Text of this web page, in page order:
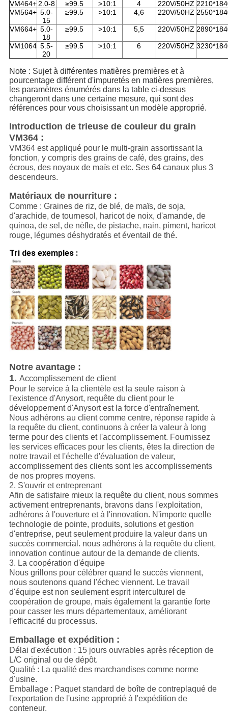
VM464+2.0-8 ≥99.5 >10:1 4 220V/50HZ
VM564+ 5.0-
15
≥99.5 >10:1 4,6 220V/50HZ
VM664+ 5.0-
18
≥99.5 >10:1 5,5 220V/50HZ
VM1064 5.5-
20
≥99.5 >10:1 6 220V/50HZ
Note : Sujet à différentes matières premières et à
pourcentage différent d'impuretés en matières premières,
les paramètres énumérés dans la table ci-dessus
changeront dans une certaine mesure, qui sont des
références pour vous choisissant un modèle approprié.
Introduction de trieuse de couleur du grain
VM364 :
VM364 est appliqué pour le multi-grain assortissant la
fonction, y compris des grains de café, des grains, des
écrous, des noyaux de maïs et etc. Ses 64 canaux plus 3
descendeurs.
Matériaux de nourriture :
Comme : Graines de riz, de blé, de maïs, de soja,
d'arachide, de tournesol, haricot de noix, d'amande, de
quinoa, de sel, de nèfle, de pistache, nain, piment, haricot
rouge, légumes déshydratés et éventail de thé.
Tri des exemples :
Notre avantage :
1. Accomplissement de client
Pour le service à la clientèle est la seule raison à
l'existence d'Anysort, requête du client pour le
développement d'Anysort est la force d'entraînement.
Nous adhérons au client comme centre, réponse rapide à
la requête du client, continuons à créer la valeur à long
terme pour des clients et l'accomplissement. Fournissez
les services efficaces pour les clients, êtes la direction de
notre travail et l'échelle d'évaluation de valeur,
accomplissement des clients sont les accomplissements
de nos propres moyens.
2. S'ouvrir et entreprenant
Afin de satisfaire mieux la requête du client, nous sommes
activement entreprenants, bravons dans l'exploitation,
adhérons à l'ouverture et à l'innovation. N'importe quelle
technologie de pointe, produits, solutions et gestion
d'entreprise, peut seulement produire la valeur dans un
succès commercial. nous adhérons à la requête du client,
innovation continue autour de la demande de clients.
3. La coopération d'équipe
Nous grillons pour célébrer quand le succès viennent,
nous soutenons quand l'échec viennent. Le travail
d'équipe est non seulement esprit interculturel de
coopération de groupe, mais également la garantie forte
pour casser les murs départementaux, améliorant
l'efficacité du processus.
Emballage et expédition :
Délai d'exécution : 15 jours ouvrables après réception de
L/C original ou de dépôt.
Qualité : La qualité des marchandises comme norme
d'usine.
Emballage : Paquet standard de boîte de contreplaqué de
l'exportation de l'usine approprié à l'expédition de
conteneur.